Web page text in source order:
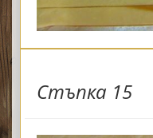
Стъпка 15